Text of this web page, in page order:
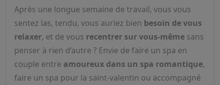
Après une longue semaine de travail, vous vous
sentez las, tendu, vous auriez bien besoin de vous
relaxer, et de vous recentrer sur vous-même sans
penser à rien d’autre ? Envie de faire un spa en
couple entre amoureux dans un spa romantique,
faire un spa pour la saint-valentin ou accompagné